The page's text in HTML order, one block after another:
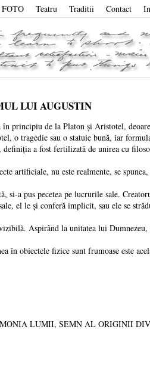
FOTO Teatru Traditii Contact
LUI AUGUSTIN
de la Platon și Aristotel,
o tragedie sau o statuie bună, iar
a fost fertilizată de unirea cu
nu este realmente, se spunea,
a pus pecetea pe lucrurile sale.
el le și conferă implicit, sau ele se
Aspirând la unitatea lui Dumnezeu,
fizice sunt frumoase este
LUMII, SEMN AL ORIGINII